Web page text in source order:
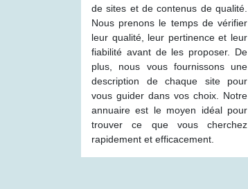
de sites et de contenus de qualité.
Nous prenons le temps de vérifier
leur qualité, leur pertinence et leur
fiabilité avant de les proposer. De
plus, nous vous fournissons une
description de chaque site pour
vous guider dans vos choix. Notre
annuaire est le moyen idéal pour
trouver ce que vous cherchez
rapidement et efficacement.